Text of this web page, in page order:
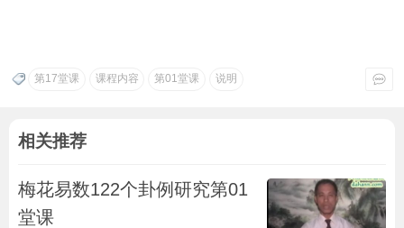
第17堂课 课程内容 第01堂课 说明
相关推荐
梅花易数122个卦例研究第01
堂课